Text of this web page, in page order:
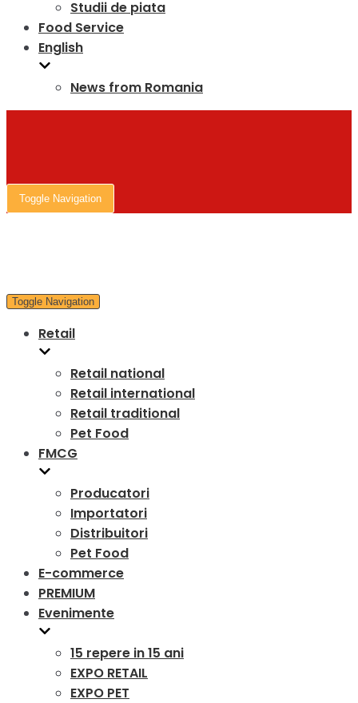
Studii de piata
Food Service
English
News from Romania
Toggle Navigation
Toggle Navigation
Retail
Retail national
Retail international
Retail traditional
Pet Food
FMCG
Producatori
Importatori
Distribuitori
Pet Food
E-commerce
PREMIUM
Evenimente
15 repere in 15 ani
EXPO RETAIL
EXPO PET